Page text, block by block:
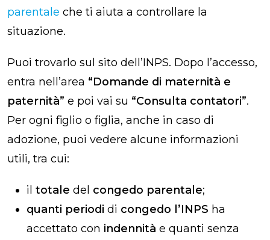
parentale che ti aiuta a controllare la
situazione.
Puoi trovarlo sul sito dell’INPS. Dopo l’accesso,
entra nell’area “Domande di maternità e
paternità” e poi vai su “Consulta contatori”.
Per ogni figlio o figlia, anche in caso di
adozione, puoi vedere alcune informazioni
utili, tra cui:
il totale del congedo parentale;
quanti periodi di congedo l’INPS ha
accettato con indennità e quanti senza